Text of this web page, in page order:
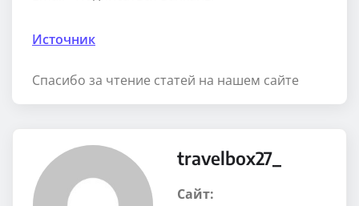
Источник
Спасибо за чтение статей на нашем сайте
travelbox27_
Сайт: